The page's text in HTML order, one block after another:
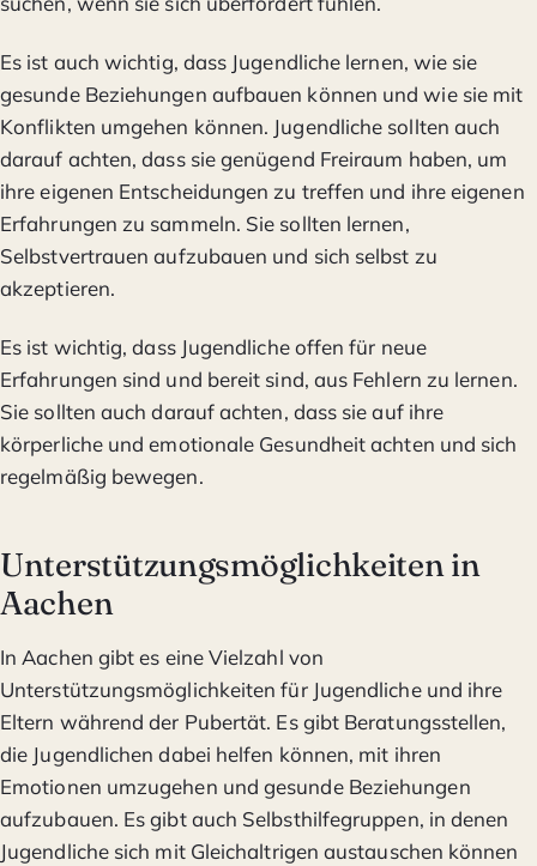
Es ist auch wichtig, dass Jugendliche lernen, wie sie
gesunde Beziehungen aufbauen können und wie sie mit
Konflikten umgehen können. Jugendliche sollten auch
darauf achten, dass sie genügend Freiraum haben, um
ihre eigenen Entscheidungen zu treffen und ihre eigenen
Erfahrungen zu sammeln. Sie sollten lernen,
Selbstvertrauen aufzubauen und sich selbst zu
akzeptieren.
Es ist wichtig, dass Jugendliche offen für neue
Erfahrungen sind und bereit sind, aus Fehlern zu lernen.
Sie sollten auch darauf achten, dass sie auf ihre
körperliche und emotionale Gesundheit achten und sich
regelmäßig bewegen.
Unterstützungsmöglichkeiten in
Aachen
In Aachen gibt es eine Vielzahl von
Unterstützungsmöglichkeiten für Jugendliche und ihre
Eltern während der Pubertät. Es gibt Beratungsstellen,
die Jugendlichen dabei helfen können, mit ihren
Emotionen umzugehen und gesunde Beziehungen
aufzubauen. Es gibt auch Selbsthilfegruppen, in denen
Jugendliche sich mit Gleichaltrigen austauschen können